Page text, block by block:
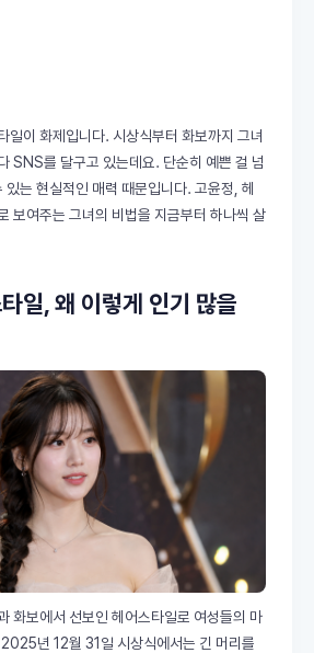
일이 화제입니다. 시상식부터 화보까지 그녀
SNS를 달구고 있는데요. 단순히 예쁜 걸 넘
있는 현실적인 매력 때문입니다. 고윤정, 헤
보여주는 그녀의 비법을 지금부터 하나씩 살
일, 왜 이렇게 인기 많을
화보에서 선보인 헤어스타일로 여성들의 마
년 12월 31일 시상식에서는 긴 머리를